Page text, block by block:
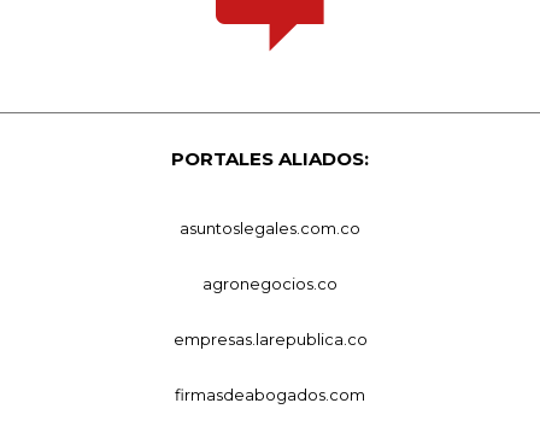
PORTALES ALIADOS:
asuntoslegales.com.co
agronegocios.co
empresas.larepublica.co
firmasdeabogados.com